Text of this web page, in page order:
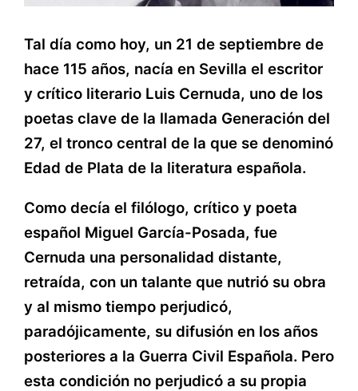
Tal día como hoy, un 21 de septiembre de
hace 115 años, nacía en Sevilla el escritor
y crítico literario Luis Cernuda, uno de los
poetas clave de la llamada Generación del
27, el tronco central de la que se denominó
Edad de Plata de la literatura española.
Como decía el filólogo, crítico y poeta
español Miguel García-Posada, fue
Cernuda una personalidad distante,
retraída, con un talante que nutrió su obra
y al mismo tiempo perjudicó,
paradójicamente, su difusión en los años
posteriores a la Guerra Civil Española. Pero
esta condición no perjudicó a su propia